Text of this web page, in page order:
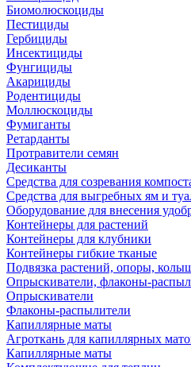
Биомолюскоциды
Пестициды
Гербициды
Инсектициды
Фунгициды
Акарициды
Родентициды
Моллюскоциды
Фумиганты
Ретарданты
Протравители семян
Десиканты
Средства для созревания
Средства для выгребных ям и
Оборудование для внесения
Контейнеры для растений
Контейнеры для клубники
Контейнеры гибкие тканые
Подвязка растений, опоры,
Опрыскиватели, флаконы-
Опрыскиватели
Флаконы-распылители
Капиллярные маты
Агроткань для капиллярных
Капиллярные маты